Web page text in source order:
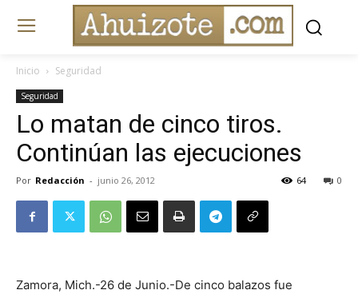
Inicio Seguridad
Seguridad
Lo matan de cinco tiros.
Continúan las ejecuciones
Por Redacción - junio 26, 2012 0
64
Zamora, Mich.-26 de Junio.-De cinco balazos fue